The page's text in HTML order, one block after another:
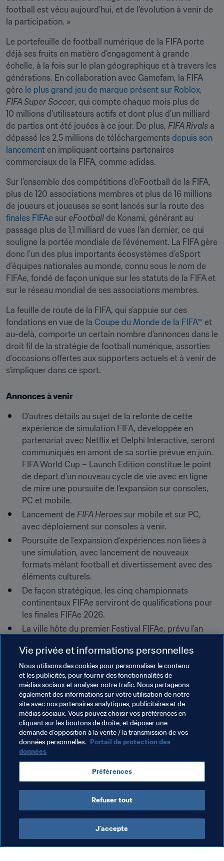
football est vécu aujourd’hui, et de l’évolution à venir de
la participation. »
Le portefeuille de football numérique de la FIFA porte
déjà ses fruits en matière d’engagement à grande
échelle, à la fois sur le plan géographique et à travers les
générations. En collaboration avec Gamefam, la FIFA
gère le plus grand jeu de marque présent sur Roblox
FIFA Super Soccer, qui compte chaque mois plus de
10 millions d’utilisateurs actifs et dont plus d’un milliard
de parties ont été jouées à ce jour. De plus, FIFA Rivals a
dépassé les 2,5 millions de téléchargements depuis son
lancement en impliquant certains partenaires
commerciaux de la FIFA, comme adidas.
Sur l’ensemble des compétitions d’eFootball de la FIFA,
plus de 120 associations membres et plus de 16 millions
finales FIFAe sur eFootball de Konami, générant au
passage plus de 1,1 milliard de vues l’an dernier, ce qui
souligne la portée mondiale de l’événement. La FIFA gère
donc l’un des plus importants écosystèmes d’eSport
d’équipes nationales au monde, connu sous le nom de
FIFAe, fondé de façon unique sur les statuts de la FIFA et
sur le réseau mondial de ses associations membres.
La feuille de route de la FIFA, qui s’appuie sur ces
fondations en vue de la Coupe du Monde de la FIFA™ et
au-delà, comporte un certain nombre d’annonces dans le
droit fil de la stratégie de football numérique, assorties
d’occasions offertes aux supporters actuels et à venir de
s’impliquer dans ce sport.
Annonces à venir
D’autres détails au sujet de la refonte de cette
expérience de simulation FIFA, développée en
partenariat avec Netflix et Delphi Interactive, seront
communiqués en amont de sa sortie prévue en juin.
FIFA World Cup – Launch Edition constitue le point
de départ d’un nouveau cycle de vie avec en ligne
de mire une poursuite de l’expansion sur consoles,
PC et mobile.
Lancement de FIFA Heroes sur mobile et sur PC,
avec déploiement sur consoles à venir.
Poursuite de l’expansion d’expériences non liées à
une simulation, avec lancement de nouveaux
formats mêlant football et divertissement avec des
éléments culturels.
De façon stratégique, les cinq championnats
continentaux FIFAe serviront de qualifications pour
les finales FIFAe 2026.
La ville hôte du premier Festival FIFAe, prévu l’an
numérique et football classique dans le cadre d’un
événement d’un tout nouveau genre.
Thèmes en lien
Organisation des compétitions Commercial
Organisation
Organisation
Vie privée et informations personnelles
Nous utilisons des cookies pour personnaliser le contenu
et les publicités, pour fournir des fonctionnalités de
médias sociaux et analyser notre trafic. Nous partageons
également des informations sur votre utilisation de notre
site avec nos partenaires analytiques, publicitaires et de
médias sociaux. Vous pouvez choisir vos préférences en
cliquant sur les boutons de droite, et déposer une
demande d’opposition à la vente / la transmission de vos
données personnelles. Portail de protection des
données
Préférences
Refuser tout
J’accepte